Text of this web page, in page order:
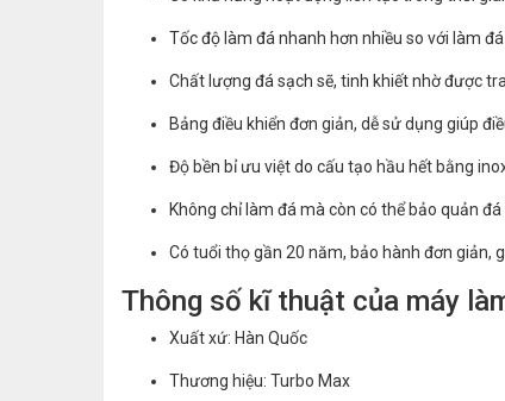
Tốc độ làm đá nhanh hơn nhiều so với làm
Chất lượng đá sạch sẽ, tinh khiết nhờ được
Bảng điều khiển đơn giản, dễ sử dụng giúp
Độ bền bỉ ưu việt do cấu tạo hầu hết bằng
Không chỉ làm đá mà còn có thể bảo quản
Có tuổi thọ gần 20 năm, bảo hành đơn giản,
Thông số kĩ thuật của máy
Xuất xứ: Hàn Quốc
Thương hiệu: Turbo Max